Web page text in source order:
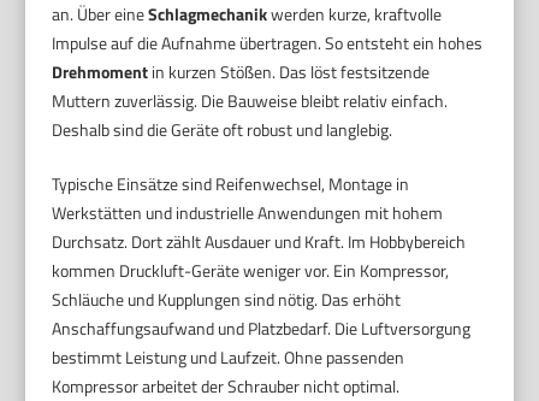
an. Über eineSchlagmechanikwerden kurze, kraftvolle
Impulse auf die Aufnahme übertragen. So entsteht ein hohes
Drehmomentin kurzen Stößen. Das löst festsitzende
Muttern zuverlässig. Die Bauweise bleibt relativ einfach.
Deshalb sind die Geräte oft robust und langlebig.
Typische Einsätze sind Reifenwechsel, Montage in
Werkstätten und industrielle Anwendungen mit hohem
Durchsatz. Dort zählt Ausdauer und Kraft. Im Hobbybereich
kommen Druckluft-Geräte weniger vor. Ein Kompressor,
Schläuche und Kupplungen sind nötig. Das erhöht
Anschaffungsaufwand und Platzbedarf. Die Luftversorgung
bestimmt Leistung und Laufzeit. Ohne passenden
Kompressor arbeitet der Schrauber nicht optimal.